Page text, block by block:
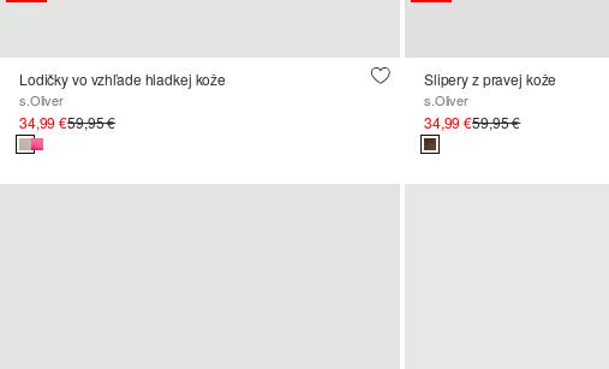
Lodičky vo vzhľade hladkej kože
s.Oliver
34,99 €59,95 €
Slipery z pravej kože
s.Oliver
34,99 €59,95 €